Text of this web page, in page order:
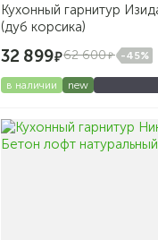
Кухонный гарнитур
(дуб корсика)
32 899 62 600 -45%
в наличии new